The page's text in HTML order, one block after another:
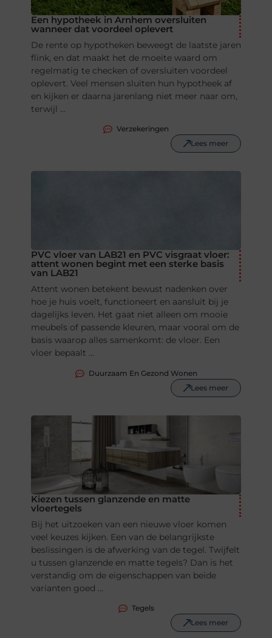
Een hypotheek in Arnhem oversluiten
wanneer dat voordeel oplevert
De rente op hypotheken beweegt de laatste jaren
flink, en dat maakt het de moeite waard om
regelmatig te checken of oversluiten voordeel
oplevert. Veel mensen sluiten hun hypotheek af
en kijken er daarna jarenlang niet meer naar om,
terwijl ...
Verzekeringen
Lees meer
PVC vloer van LAB21 en PVC visgraat vloer:
attent wonen begint met een sterke basis
van LAB21
Attent wonen betekent bewust nadenken over
hoe je huis voelt, functioneert en aansluit bij je
dagelijks leven. Het gaat niet alleen om mooie
meubels of passende kleuren, maar vooral om de
basis waarop alles samenkomt: de vloer. Een
vloer bepaalt ...
Duurzaam En Gezond Wonen
Lees meer
Kiezen tussen glanzende en matte
vloertegels
Bij het uitzoeken van een nieuwe vloer komen
veel keuzes kijken. Een van de belangrijkste
beslissingen is de afwerking van de tegel. Twijfelt
u tussen glanzende en matte tegels? Dan is het
verstandig om de eigenschappen van beide
varianten goed ...
Tegels
Lees meer